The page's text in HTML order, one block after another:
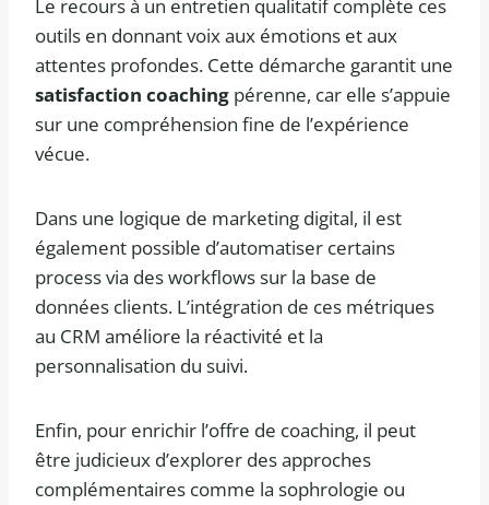
Le recours à un entretien qualitatif complète ces
outils en donnant voix aux émotions et aux
attentes profondes. Cette démarche garantit une
satisfaction coaching pérenne, car elle s’appuie
sur une compréhension fine de l’expérience
vécue.
Dans une logique de marketing digital, il est
également possible d’automatiser certains
process via des workflows sur la base de
données clients. L’intégration de ces métriques
au CRM améliore la réactivité et la
personnalisation du suivi.
Enfin, pour enrichir l’offre de coaching, il peut
être judicieux d’explorer des approches
complémentaires comme la sophrologie ou